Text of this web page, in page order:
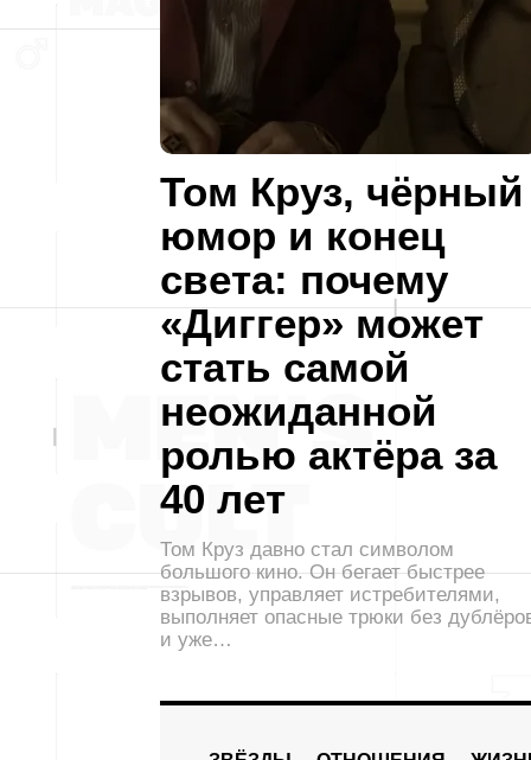
Том Круз, чёрный
юмор и конец
света: почему
«Диггер» может
стать самой
неожиданной
ролью актёра за
40 лет
Том Круз давно стал символом
большого кино. Он бегает быстрее
взрывов, управляет истребителями,
выполняет опасные трюки без
и уже…